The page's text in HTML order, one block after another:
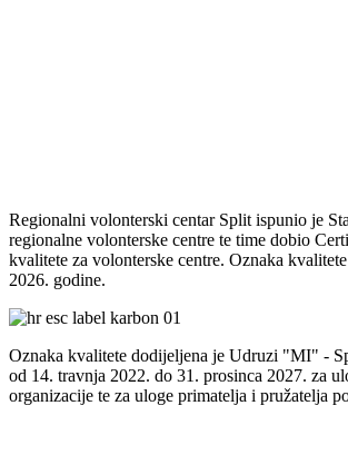
Regionalni volonterski centar Split ispunio je
regionalne volonterske centre te time dobio
kvalitete za volonterske centre. Oznaka
2026. godine.
Oznaka kvalitete dodijeljena je Udruzi "MI" -
od 14. travnja 2022. do 31. prosinca 2027. za
organizacije te za uloge primatelja i pružatelja